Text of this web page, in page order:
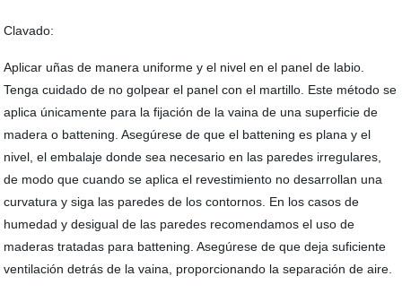
Clavado:
Aplicar uñas de manera uniforme y el nivel en el panel de labio.
Tenga cuidado de no golpear el panel con el martillo. Este método se
aplica únicamente para la fijación de la vaina de una superficie de
madera o battening. Asegúrese de que el battening es plana y el
nivel, el embalaje donde sea necesario en las paredes irregulares,
de modo que cuando se aplica el revestimiento no desarrollan una
curvatura y siga las paredes de los contornos. En los casos de
humedad y desigual de las paredes recomendamos el uso de
maderas tratadas para battening. Asegúrese de que deja suficiente
ventilación detrás de la vaina, proporcionando la separación de aire.